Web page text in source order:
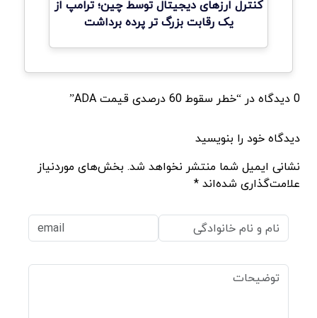
کنترل ارزهای دیجیتال توسط چین؛ ترامپ از
یک رقابت بزرگ تر پرده برداشت
0 دیدگاه در “خطر سقوط 60 درصدی قیمت ADA”
دیدگاه خود را بنویسید
نشانی ایمیل شما منتشر نخواهد شد. بخش‌های موردنیاز
علامت‌گذاری شده‌اند *